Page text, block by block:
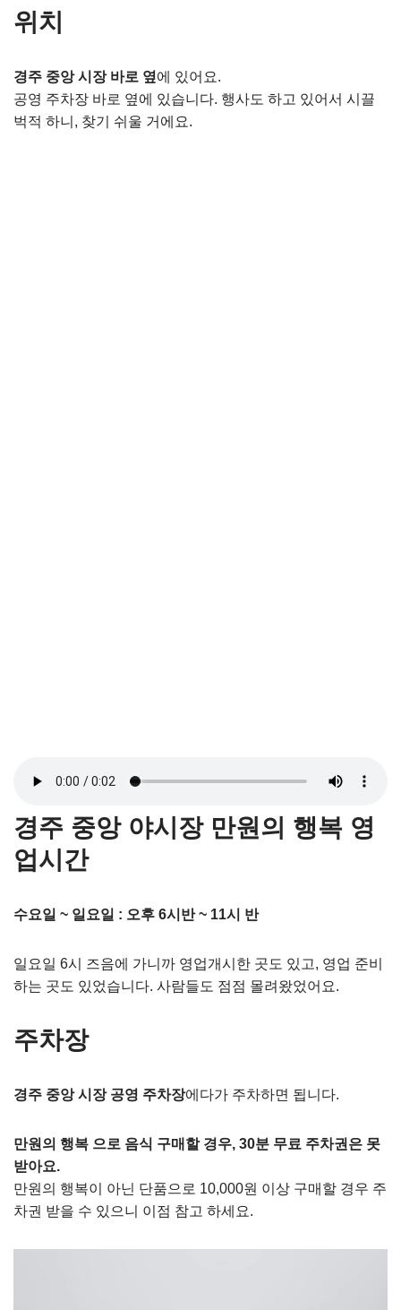
위치
경주 중앙 시장 바로 옆에 있어요.
공영 주차장 바로 옆에 있습니다. 행사도 하고 있어서 시끌
벅적 하니, 찾기 쉬울 거에요.
경주 중앙 야시장 만원의 행복 영
업시간
수요일 ~ 일요일 : 오후 6시반 ~ 11시 반
일요일 6시 즈음에 가니까 영업개시한 곳도 있고, 영업 준비
하는 곳도 있었습니다. 사람들도 점점 몰려왔었어요.
주차장
경주 중앙 시장 공영 주차장에다가 주차하면 됩니다.
만원의 행복 으로 음식 구매할 경우, 30분 무료 주차권은 못
받아요.
만원의 행복이 아닌 단품으로 10,000원 이상 구매할 경우 주
차권 받을 수 있으니 이점 참고 하세요.